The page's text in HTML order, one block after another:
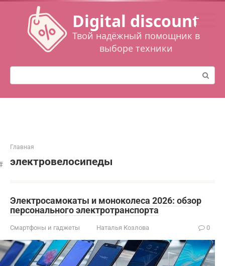
Перейти
контенту
Digital discount
Твой надёжный помощник в
выборе техники
Поиск:
Главная
электровелосипеды
Электросамокаты и моноколеса 2026: обзор
персонального электротранспорта
Смартфоны и гаджеты Наталья Козлова 0